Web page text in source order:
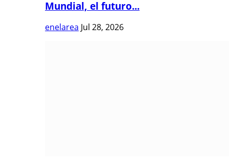
Mundial, el futuro...
enelarea Jul 28, 2026